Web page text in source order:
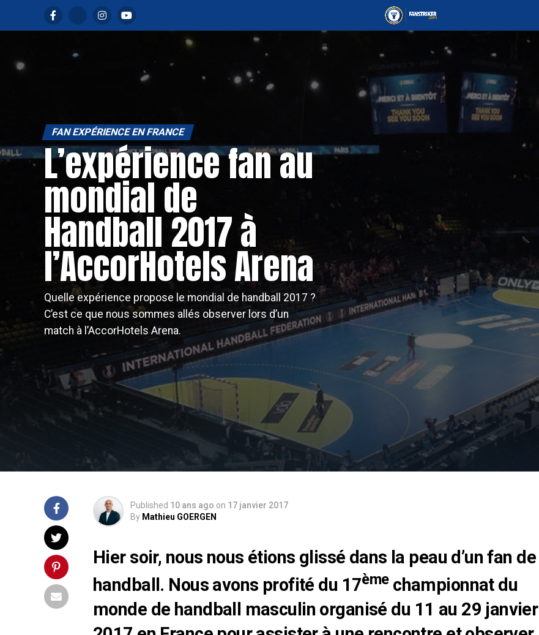
FAN EXPÉRIENCE EN FRANCE
L’expérience fan au
mondial de
Handball 2017 à
l’AccorHotels Arena
Quelle expérience propose le mondial de handball 2017 ?
C’est ce que nous sommes allés observer lors d’un
match à l’AccorHotels Arena.
Published 10 ans ago on 17 janvier 2017
By Mathieu GOERGEN
Hier soir, nous nous étions glissé dans la peau d’un fan de
handball. Nous avons profité du 17èmechampionnat du
monde de handball masculin organisé du 11 au 29 janvier